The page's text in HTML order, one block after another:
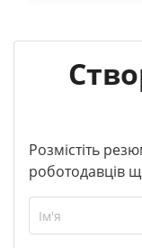
Розмістіть
роботодавців